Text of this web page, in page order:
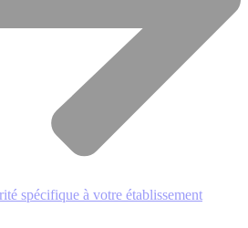
spécifique à votre établissement